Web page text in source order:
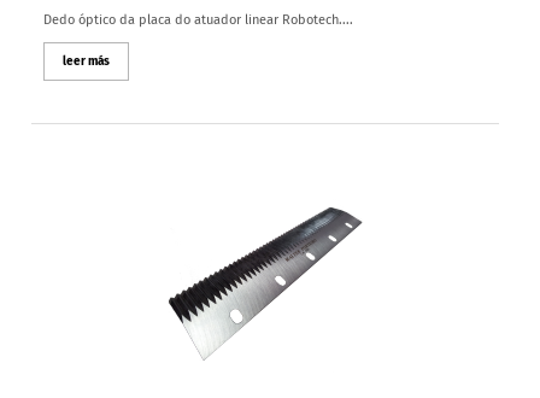
Dedo óptico da placa do atuador linear Robotech....
leer más